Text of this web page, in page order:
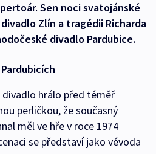
Sen noci svatojánské
Zlín a tragédii Richarda
divadlo Pardubice.
divadlo hrálo před téměř
perličkou, že současný
měl ve hře v roce 1974
se představí jako vévoda